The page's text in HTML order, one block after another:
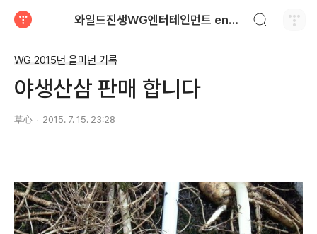
와일드진생WG엔터테인먼트 entertainment
WG 2015년 을미년 기록
야생산삼 판매 합니다
草心 2015. 7. 15. 23:28